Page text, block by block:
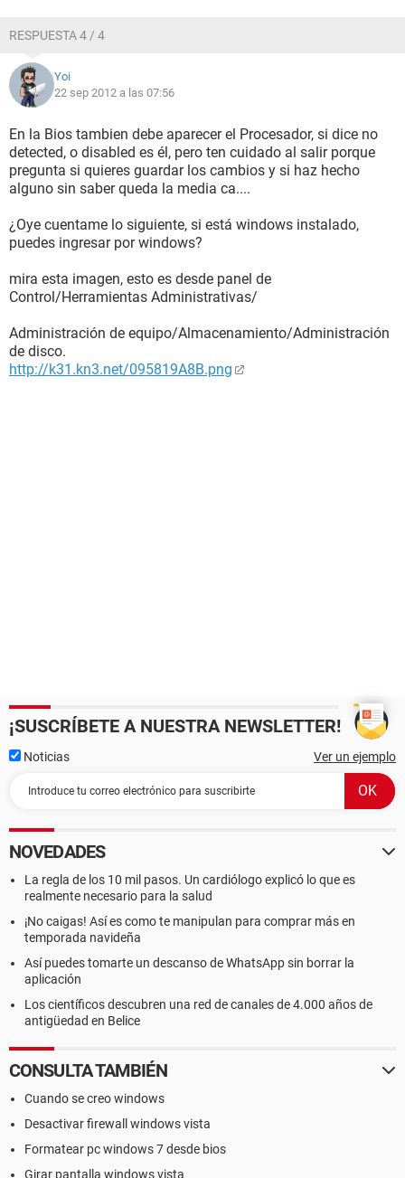
RESPUESTA 4 / 4
Yoi
22 sep 2012 a las 07:56
En la Bios tambien debe aparecer el Procesador, si dice no
detected, o disabled es él, pero ten cuidado al salir porque
pregunta si quieres guardar los cambios y si haz hecho
alguno sin saber queda la media ca....
¿Oye cuentame lo siguiente, si está windows instalado,
puedes ingresar por windows?
mira esta imagen, esto es desde panel de
Control/Herramientas Administrativas/
Administración de equipo/Almacenamiento/Administración
de disco.
http://k31.kn3.net/095819A8B.png
¡SUSCRÍBETE A NUESTRA NEWSLETTER!
Noticias Ver un ejemplo
NOVEDADES
La regla de los 10 mil pasos. Un cardiólogo explicó lo que es
realmente necesario para la salud
¡No caigas! Así es como te manipulan para comprar más en
temporada navideña
Así puedes tomarte un descanso de WhatsApp sin borrar la
aplicación
Los científicos descubren una red de canales de 4.000 años de
antigüedad en Belice
CONSULTA TAMBIÉN
Cuando se creo windows
Desactivar firewall windows vista
Formatear pc windows 7 desde bios
Girar pantalla windows vista